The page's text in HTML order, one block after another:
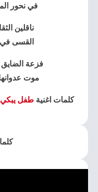
في نحور
ناقلين
القسى في
فزعة
موت
كلمات اغنيةطفل يبكي